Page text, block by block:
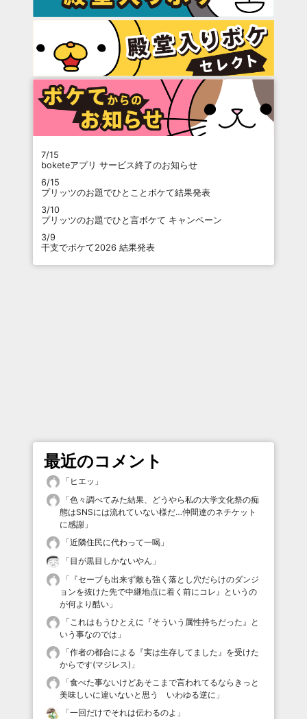
7/15
boketeアプリ サービス終了のお知らせ
6/15
プリッツのお題でひとことボケて結果発表
3/10
プリッツのお題でひと言ボケて キャンペーン
3/9
干支でボケて2026 結果発表
最近のコメント
「 ヒエッ 」
「色々調べてみた結果、どうやら私の大学文化祭の痴
態はSNSには流れていない様だ…仲間達のネチケット
に感謝 」
「近隣住民に代わって一喝 」
「目が黒目しかないやん 」
「 『セーブも出来ず敵も強く落とし穴だらけのダンジ
ョンを抜けた先で中継地点に着く前にコレ』というの
が何より酷い 」
「これはもうひとえに『そういう属性持ちだった』と
いう事なのでは 」
「作者の都合による『実は生存してました』を受けた
からです(マジレス) 」
「食べた事ないけどあそこまで言われてるならきっと
美味しいに違いないと思う いわゆる逆に 」
「一回だけでそれは伝わるのよ 」